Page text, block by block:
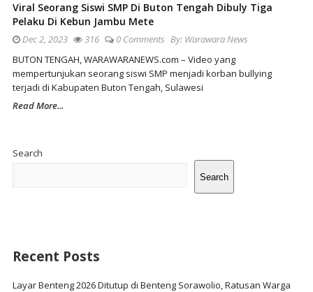
Viral Seorang Siswi SMP Di Buton Tengah Dibuly Tiga
Pelaku Di Kebun Jambu Mete
Dec 2, 2023 316 0 Comments By: Warawara News
BUTON TENGAH, WARAWARANEWS.com – Video yang
mempertunjukan seorang siswi SMP menjadi korban bullying
terjadi di Kabupaten Buton Tengah, Sulawesi
Read More...
Search
Search
Recent Posts
Layar Benteng 2026 Ditutup di Benteng Sorawolio, Ratusan Warga